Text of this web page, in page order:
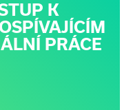
K
PRÁCE